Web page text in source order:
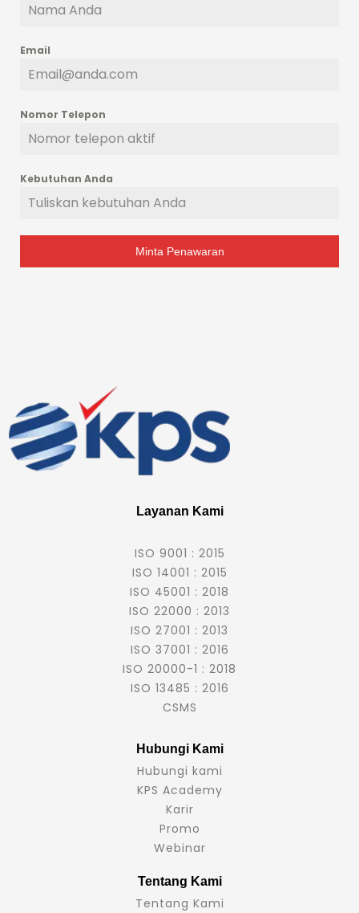
Email
Nomor Telepon
Kebutuhan Anda
Minta Penawaran
Layanan Kami
ISO 9001 : 2015
ISO 14001 : 2015
ISO 45001 : 2018
ISO 22000 : 2013
ISO 27001 : 2013
ISO 37001 : 2016
ISO 20000-1 : 2018
ISO 13485 : 2016
CSMS
Hubungi Kami
Hubungi kami
KPS Academy
Karir
Promo
Webinar
Tentang Kami
Tentang Kami